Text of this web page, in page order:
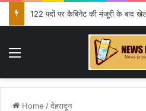
122 पदों पर कैबिनेट की मंजूरी के बाद खेल
Menu
Home /देहरादून